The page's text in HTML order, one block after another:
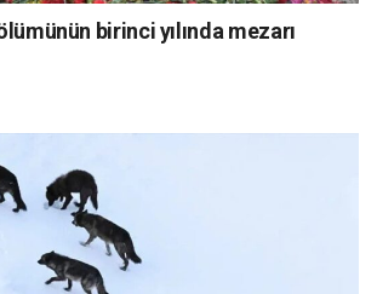
birinci yılında mezarı